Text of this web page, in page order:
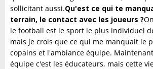
sollicitant aussi.Qu'est ce qui te
terrain, le contact avec les joueurs ?
le football est le sport le plus individuel
mais je crois que ce qui me manquait le
copains et l'ambiance équipe.
équipe c'est les éducateurs, mais cette